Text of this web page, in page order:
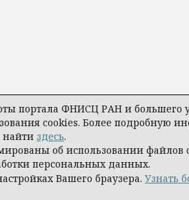
портала ФНИСЦ РАН и большего
cookies. Более подробную
найти здесь.
об использовании
персональных данных.
Вашего браузера. Узнать